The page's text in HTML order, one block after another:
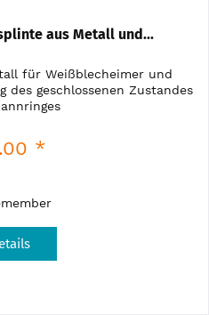
aus Metall und...
für Weißblecheimer und
des geschlossenen Zustandes
*